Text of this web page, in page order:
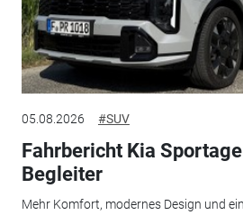
05.08.2026 #SUV
Fahrbericht Kia
Begleiter
Mehr Komfort, modernes Design und